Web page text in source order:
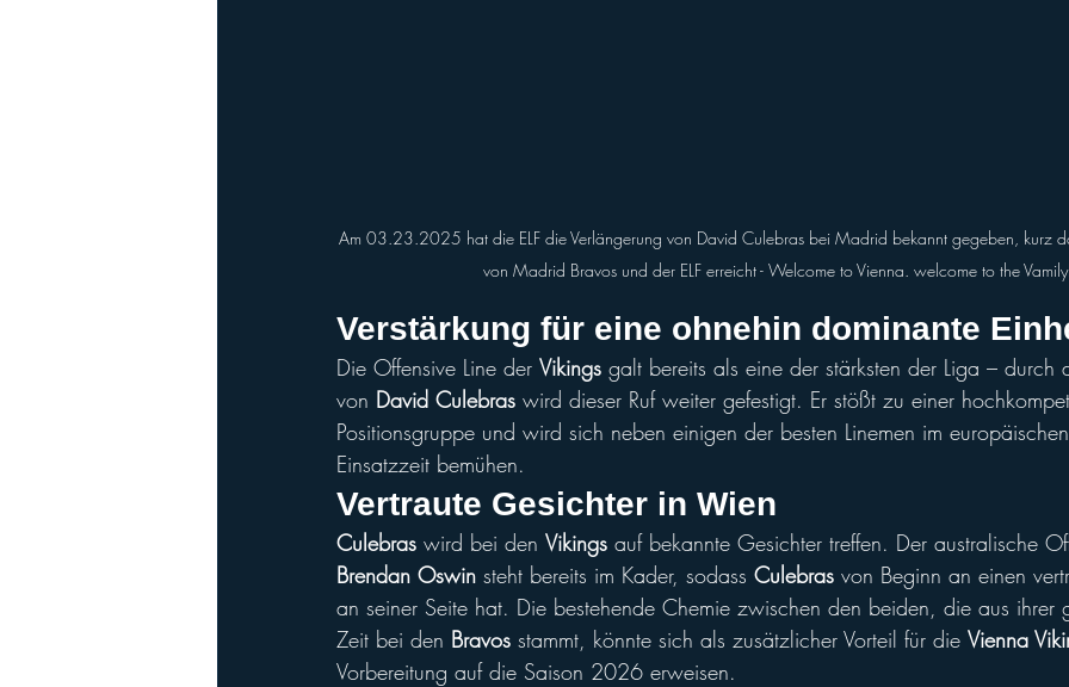
Am 03.23.2025 hat die ELF die Verlängerung von David Culebras bei Madrid bekannt gegeben, kurz
von Madrid Bravos und der ELF erreicht - Welcome to Vienna. welcome to the
Verstärkung für eine ohnehin dominante Ein
Die Offensive Line der Vikings galt bereits als eine der stärksten der Liga – durch
von David Culebras wird dieser Ruf weiter gefestigt. Er stößt zu einer
Positionsgruppe und wird sich neben einigen der besten Linemen im
Einsatzzeit bemühen.
Vertraute Gesichter in Wien
Culebras wird bei den Vikings auf bekannte Gesichter treffen. Der australische
Brendan Oswin steht bereits im Kader, sodass Culebras von Beginn an einen
an seiner Seite hat. Die bestehende Chemie zwischen den beiden, die aus ihrer
Zeit bei den Bravos stammt, könnte sich als zusätzlicher Vorteil für die Vienna
Vorbereitung auf die Saison 2026 erweisen.